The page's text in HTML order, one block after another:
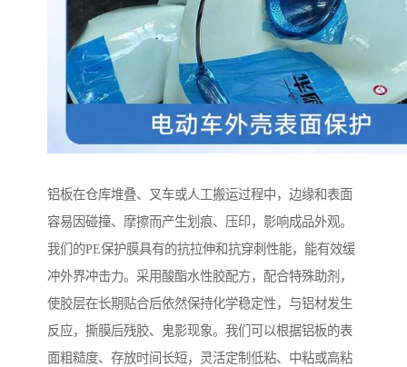
铝板在仓库堆叠、叉车或人工搬运过程中，边缘和表面
容易因碰撞、摩擦而产生划痕、压印，影响成品外观。
我们的PE保护膜具有的抗拉伸和抗穿刺性能，能有效缓
冲外界冲击力。采用酸酯水性胶配方，配合特殊助剂，
使胶层在长期贴合后依然保持化学稳定性，与铝材发生
反应，撕膜后残胶、鬼影现象。我们可以根据铝板的表
面粗糙度、存放时间长短，灵活定制低粘、中粘或高粘